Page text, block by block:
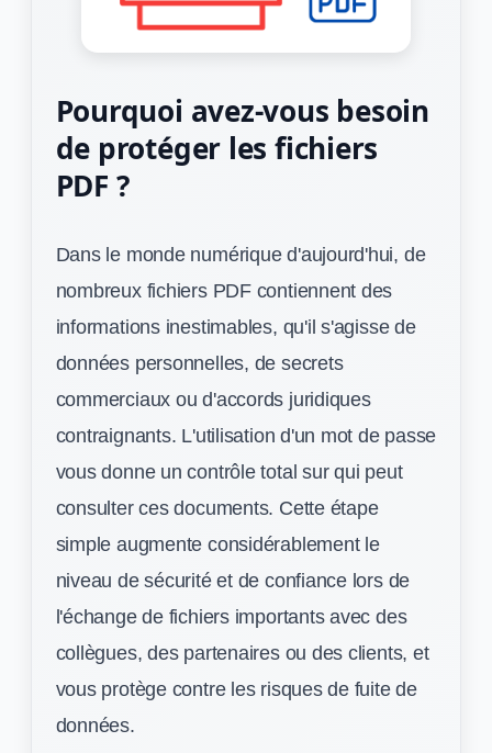
Pourquoi avez-vous besoin
de protéger les fichiers
PDF ?
Dans le monde numérique d'aujourd'hui, de
nombreux fichiers PDF contiennent des
informations inestimables, qu'il s'agisse de
données personnelles, de secrets
commerciaux ou d'accords juridiques
contraignants. L'utilisation d'un mot de passe
vous donne un contrôle total sur qui peut
consulter ces documents. Cette étape
simple augmente considérablement le
niveau de sécurité et de confiance lors de
l'échange de fichiers importants avec des
collègues, des partenaires ou des clients, et
vous protège contre les risques de fuite de
données.